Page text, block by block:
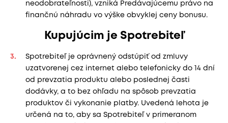
neodobrateľnosti), vzniká Predávajúcemu právo na
finančnú náhradu vo výške obvyklej ceny bonusu.
Kupujúcim je Spotrebiteľ
Spotrebiteľ je oprávnený odstúpiť od zmluvy
uzatvorenej cez internet alebo telefonicky do 14 dní
od prevzatia produktu alebo poslednej časti
dodávky, a to bez ohľadu na spôsob prevzatia
produktov či vykonanie platby. Uvedená lehota je
určená na to, aby sa Spotrebiteľ v primeranom